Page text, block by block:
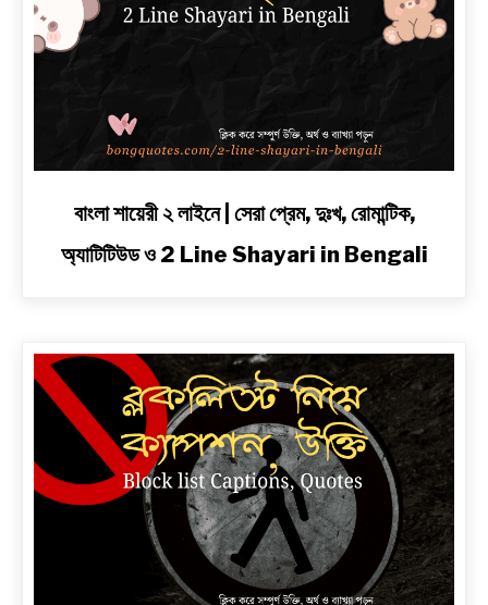
সেরা
প্রেম,
রোমান্টিক,
অ্যাটিটিউড
বাংলা শায়েরী ২ লাইনে | সেরা প্রেম, দুঃখ, রোমান্টিক,
অ্যাটিটিউড ও 2 Line Shayari in Bengali